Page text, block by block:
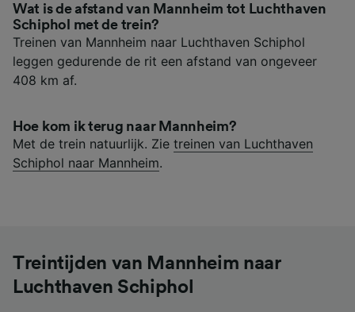
Wat is de afstand van Mannheim tot Luchthaven
Schiphol met de trein?
Treinen van Mannheim naar Luchthaven Schiphol
leggen gedurende de rit een afstand van ongeveer
408 km af.
Hoe kom ik terug naar Mannheim?
Met de trein natuurlijk. Zie treinen van Luchthaven
Schiphol naar Mannheim.
Treintijden van Mannheim naar
Luchthaven Schiphol